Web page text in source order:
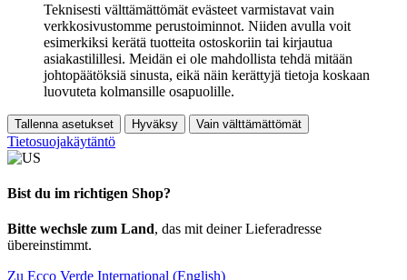
Teknisesti välttämättömät evästeet varmistavat vain
verkkosivustomme perustoiminnot. Niiden avulla voit
esimerkiksi kerätä tuotteita ostoskoriin tai kirjautua
asiakastilillesi. Meidän ei ole mahdollista tehdä mitään
johtopäätöksiä sinusta, eikä näin kerättyjä tietoja koskaan
luovuteta kolmansille osapuolille.
Tallenna asetukset Hyväksy Vain välttämättömät
Tietosuojakäytäntö
Bist du im richtigen Shop?
Bitte wechsle zum Land, das mit deiner Lieferadresse
übereinstimmt.
Zu Ecco Verde International (English)